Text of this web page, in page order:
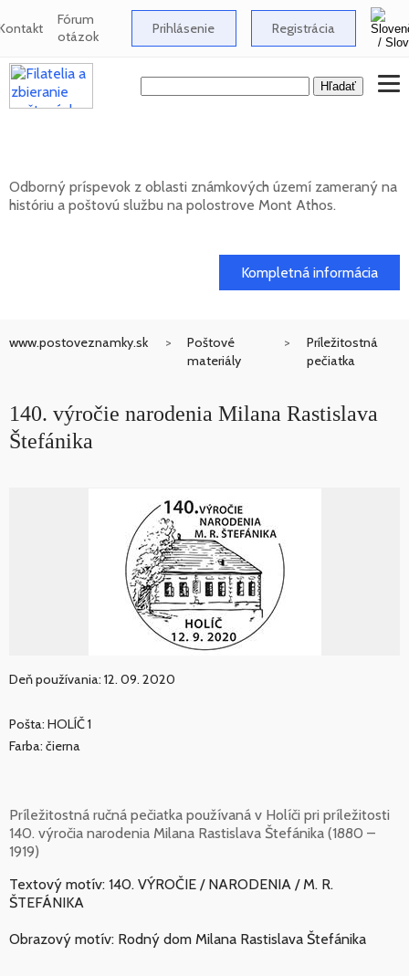
Fórum
otázok Prihlásenie Registrácia
Odborný príspevok z oblasti známkových území zameraný na
históriu a poštovú službu na polostrove Mont Athos.
Kompletná informácia
www.postoveznamky.sk
Poštové
materiály
Príležitostná
pečiatka
140. výročie narodenia Milana Rastislava
Štefánika
Deň používania: 12. 09. 2020
Pošta: HOLÍČ 1
Farba: čierna
Príležitostná ručná pečiatka používaná v Holíči pri príležitosti
140. výročia narodenia Milana Rastislava Štefánika (1880 –
1919)
Textový motív: 140. VÝROČIE / NARODENIA / M. R.
ŠTEFÁNIKA
Obrazový motív: Rodný dom Milana Rastislava Štefánika